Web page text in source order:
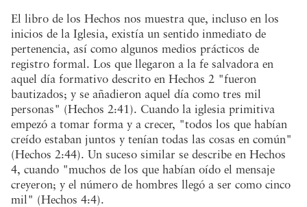
El libro de los Hechos nos muestra que, incluso en los
inicios de la Iglesia, existía un sentido inmediato de
pertenencia, así como algunos medios prácticos de
registro formal. Los que llegaron a la fe salvadora en
aquel día formativo descrito en Hechos 2 "fueron
bautizados; y se añadieron aquel día como tres mil
personas" (Hechos 2:41). Cuando la iglesia primitiva
empezó a tomar forma y a crecer, "todos los que habían
creído estaban juntos y tenían todas las cosas en común"
(Hechos 2:44). Un suceso similar se describe en Hechos
4, cuando "muchos de los que habían oído el mensaje
creyeron; y el número de hombres llegó a ser como cinco
mil" (Hechos 4:4).